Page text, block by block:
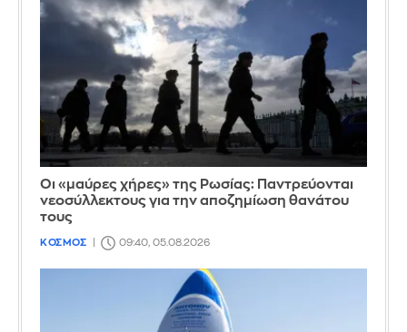
Οι «μαύρες χήρες» της Ρωσίας: Παντρεύονται
νεοσύλλεκτους για την αποζημίωση θανάτου
τους
ΚΟΣΜΟΣ 09:40, 05.08.2026